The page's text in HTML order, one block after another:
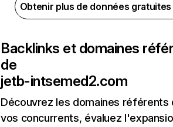
Obtenir plus de données
Backlinks et domaines
de
jetb-intsemed2.com
Découvrez les domaines référents
vos concurrents, évaluez